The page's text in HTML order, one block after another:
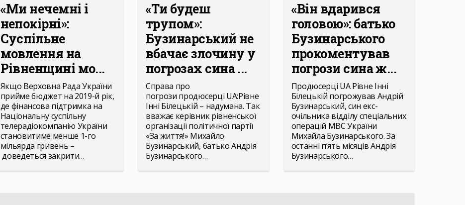
«Ми нечемні і
непокірні»:
Суспільне
мовлення на
Рівненщині мо...
Якщо Верховна Рада України
прийме бюджет на 2019-й рік,
де фінансова підтримка на
Національну суспільну
телерадіокомпанію України
становитиме менше 1-го
мільярда гривень –
доведеться закрити…
«Ти будеш
трупом»:
Бузинарський не
вбачає злочину у
погрозах сина ...
Справа про
погрози продюсерці UA:Рівне
Інні Білецькій – надумана. Так
вважає керівник рівненської
організації політичної партії
«За життя!» Михайло
Бузинарський, батько Андрія
Бузинарського…
«Він вдарився
головою»: батько
Бузинарського
прокоментував
погрози сина ж...
Продюсерці UA Рівне Інні
Білецькій погрожував Андрій
Бузинарський, син екс-
очільника відділу спеціальних
операцій МВС України
Михайла Бузинарського. За
останні п’ять місяців Андрія
Бузинарського…